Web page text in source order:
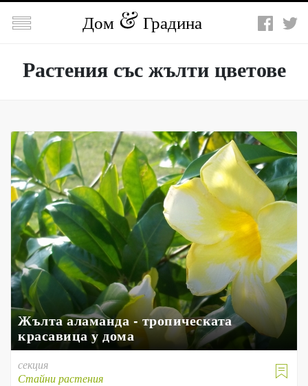
 Дом Градина
Растения със жълти цветове
Жълта аламанда - тропическата
красавица у дома

секция
Стайни растения